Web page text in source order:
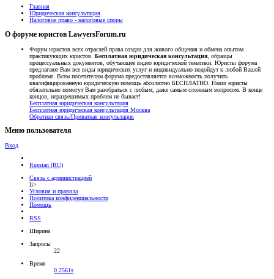
Главная
Юридическая консультация
Налоговое право - налоговые споры
О форуме юристов LawyersForum.ru
Форум юристов всех отраслей права создан для живого общения и обмена опытом
практикующих юристов. Бесплатная юридическая консультация , образцы
процессуальных документов, обучающее видео юридической тематики. Юристы форума
предлагают Вам все виды юридических услуг и индивидуально подойдут к любой Вашей
проблеме. Всем посетителям форума предоставляется возможность получить
квалифицированную юридическую помощь абсолютно БЕСПЛАТНО. Наши юристы
обязательно помогут Вам разобраться с любым, даже самым сложным вопросом. В конце
концов, неразрешимых проблем не бывает!
Бесплатная юридическая консультация
Бесплатная юридическая консультация Москва
Обратная связь/Приватная консультация
Меню пользователя
Вход
Russian (RU)
Связь с администрацией
li>
Условия и правила
Политика конфиденциальности
Помощь
RSS
Ширина
Запросы
22
Время
0.2561s